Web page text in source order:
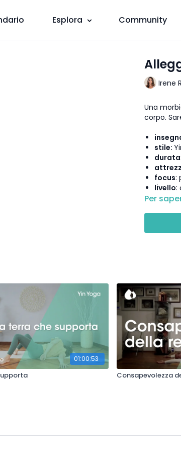
Esplora Community
Irene
Una
corpo.
stile:
durata
focus:
livello:
Per
01:00:53
Consapevolezza